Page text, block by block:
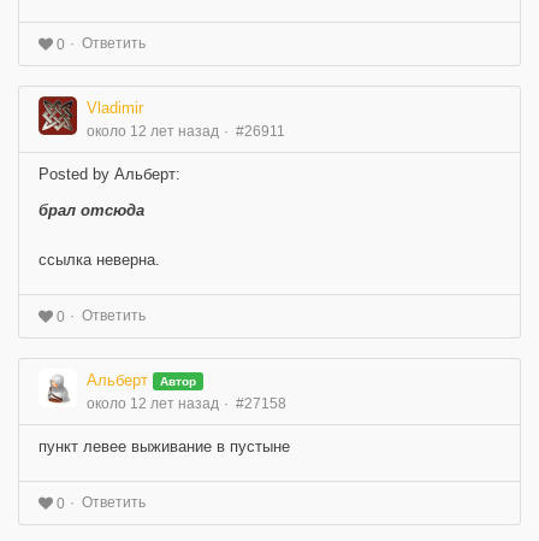
0 Ответить
Vladimir
около 12 лет назад #26911
Posted by Альберт:
брал отсюда
ссылка неверна.
0 Ответить
Альберт Автор
около 12 лет назад #27158
пункт левее выживание в пустыне
0 Ответить